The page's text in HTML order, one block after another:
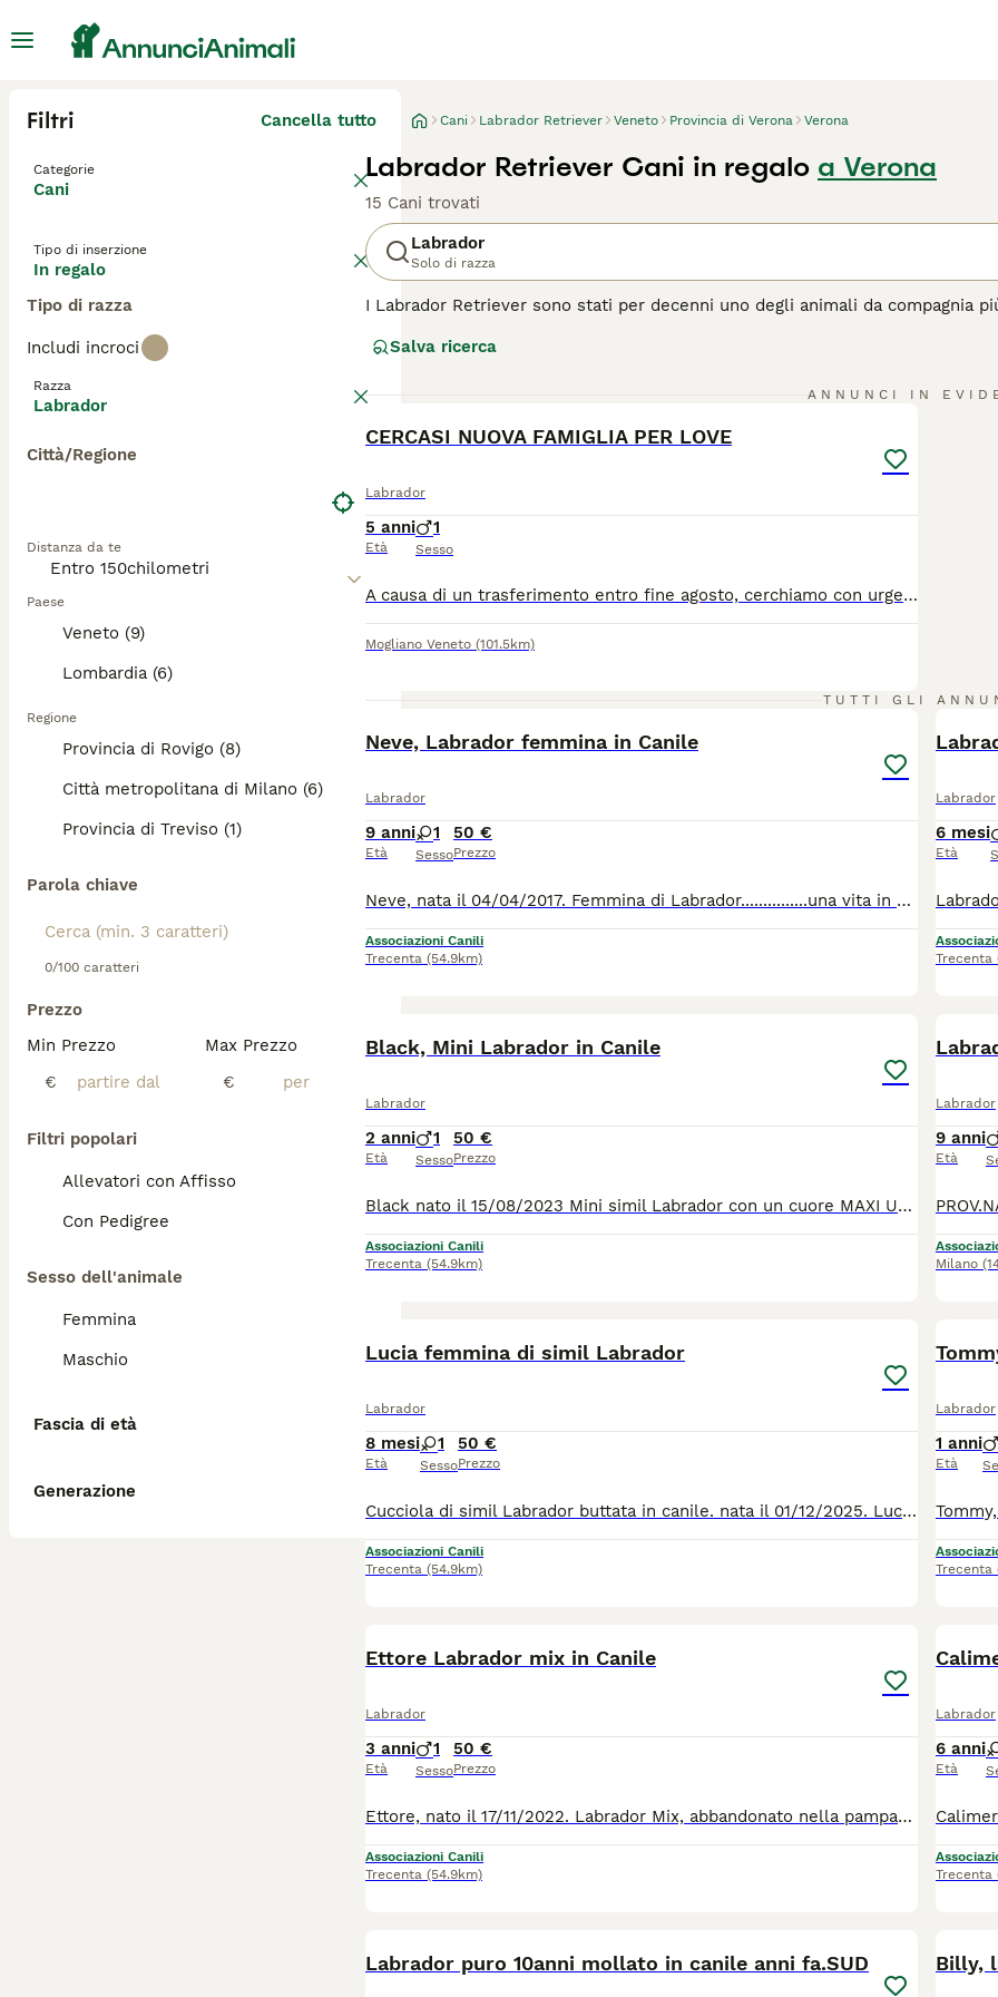
Filtri Cancella tutto
Categorie
Cani
Tipo di inserzione
In regalo
Tipo di razza
Includi incroci
Razza
Labrador
Città/Regione
Distanza da te
Paese
Veneto (9)
Lombardia (6)
Regione
Provincia di Rovigo (8)
Città metropolitana di Milano (6)
Provincia di Treviso (1)
Parola chiave
0/100 caratteri
Prezzo
Min Prezzo
€
Max Prezzo
€
Filtri popolari
Allevatori con Affisso
Con Pedigree
Sesso dell'animale
Femmina
Maschio
Fascia di età
Generazione
Cani Labrador Retriever Veneto Provincia di Verona Verona
Labrador Retriever Cani in regalo a Verona
15 Cani trovati
Labrador
Solo di razza
I Labrador Retriever sono stati per decenni uno degli animali da compagnia
intelligente, il labrador prospera tanto bene in un ambiente domestico
Leggi la per informazioni su questa
Salva ricerca
ANNUNCI IN
CERCASI NUOVA FAMIGLIA PER LOVE
Labrador
5 anni
Età
1
Sesso
A causa di un trasferimento entro fine agosto, cerchiamo con urgenza una nuova famiglia per Love, il nostro labrador. Profilo di Love Razza e Dati: Labrador Retriever con Pedigree, maschio di 5 anni. Salute: In ottima forma, microchippato, con libretto sanitario e vaccinazioni perfettamente aggiornate. Carattere: Dolce, affettuoso e giocherellone. È il classico Labrador: intelligente, molto socievole e desideroso di compiacere. Va d'accordo con tutti (persone e altri cani). Ama le passeggiate, il gioco del riporto e le buone pappe. Dove si trova: Mogliano Veneto (TV). Zona preferita: Fino a 30 km da Mogliano, per permettere un graduale e sereno inserimento nella nuova casa. Cerchiamo una famiglia dinamica che lo consideri un vero membro del nucleo familiare, ideale una casa con giardino o persone appassionate di passeggiate ed escursioni all'aperto. Se sei seriamente interessato a dare a Love l'amore che merita, contattaci subito qui o tramite messaggio WhatsApp.
Mogliano Veneto (101.5km)
TUTTI GLI
Neve, Labrador femmina in Canile
Labrador
9 anni
Età
1
Sesso
50 €
Prezzo
Neve, nata il 04/04/2017. Femmina di Labrador...............una vita in canile senza mai sentire l'erba sotto le zampe, correre sotto il sole e vedere il cielo e gli uccelli volare. Chi vuole regalare a questa bellissima e dolcissima bimba una bella casa per sempre ? Lei va d'accordo con tutti i suoi simili. Per tutte le info 0039/3714497821
Associazioni Canili
Trecenta (54.9km)
Labrador
6 mesi
Età
Trecenta
Black, Mini Labrador in Canile
Labrador
2 anni
Età
1
Sesso
50 €
Prezzo
Black nato il 15/08/2023 Mini simil Labrador con un cuore MAXI Un cane super buono e bravo con tutti, anche con i suoi simili. Come quasi tutti i cani in Sicilia, anche lui è stato trovato vagante in aperta campagna in condizione pietose. Ora è un po' guarito, la la vera guarigione puo' solo avvenire quando trova la sua casa e la sua famiglia. Chi è intenzionato a regalarli questo ci può contattare al 0039/3714497821
Associazioni Canili
Trecenta (54.9km)
Labrador
9 anni
Età
Milano
Lucia femmina di simil Labrador
Labrador
8 mesi
Età
1
Sesso
50 €
Prezzo
Cucciola di simil Labrador buttata in canile. nata il 01/12/2025. Lucia femmina bianca, è bellissima, dolcissima e super giocosa. Ora cerca una casa tutta per se, per lasciare le gabbie del canile, dove non trova nulla che la potrebbe rendere felice.
Associazioni Canili
Trecenta (54.9km)
Labrador
1 anni
Età
Trecenta
Ettore Labrador mix in Canile
Labrador
3 anni
Età
1
Sesso
50 €
Prezzo
Ettore, nato il 17/11/2022. Labrador Mix, abbandonato nella pampas sconfinata della sicilia. Trovato in condizione pietose dai soccoritori. Ora è stato curato e sta bene, ma li manca la cosa fondamentale. Una casa, una famiglia e tutta le felicità del mondo, che un cane dolce, buono e gioioso merita. Va d'accordo con ogni essere vivente. Per tutte le info chiamate 0039/3714497821
Associazioni Canili
Trecenta (54.9km)
Labrador
6 anni
Età
Trecenta
Labrador puro 10anni mollato in canile anni fa.SUD Billy,